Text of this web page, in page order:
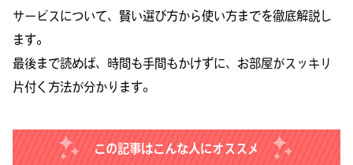
サービスについて、賢い選び方から使い方までを徹底解説し
ます。
最後まで読めば、時間も手間もかけずに、お部屋がスッキリ
片付く方法が分かります。
この記事はこんな人にオススメ